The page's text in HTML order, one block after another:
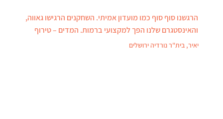
הרגשנו סוף סוף כמו מועדון אמיתי. השחקנים הרגישו גאווה,
והאינסטגרם שלנו הפך למקצועי ברמות. המדים – טירוף
יאיר, בית"ר נורדיה ירושלים